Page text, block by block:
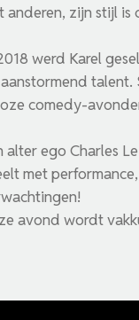
anderen, zijn stijl
werd Karel
talent.
comedy-
alter ego Charles
met
avond wordt